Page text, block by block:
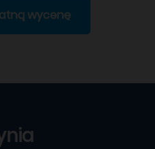
wycenę